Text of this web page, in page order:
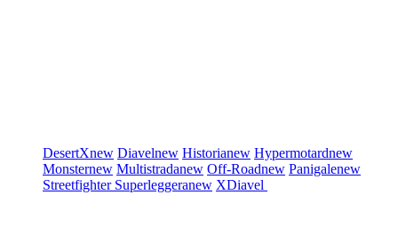
DesertXnew Diavelnew Historianew Hypermotardnew
Monsternew Multistradanew Off-Roadnew Panigalenew
Streetfighter Superleggeranew XDiavel